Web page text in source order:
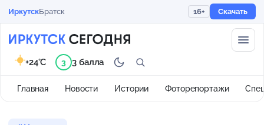
ИркутскБратск 16+ Скачать
Главная Новости Истории Фоторепортажи
+24°C 3 3 балла